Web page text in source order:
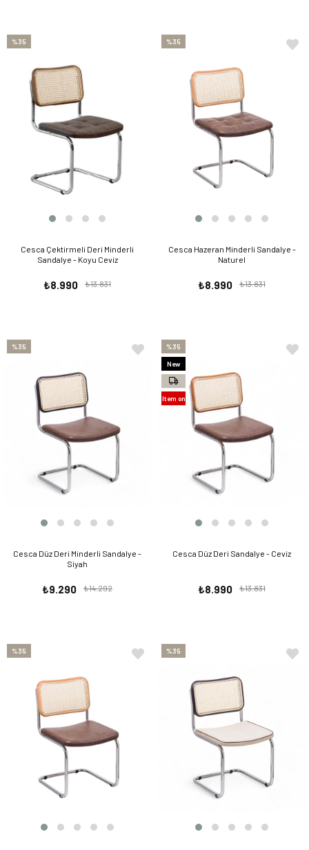
Cesca Çektirmeli Deri Minderli
Sandalye - Koyu Ceviz
₺8.990 ₺13.831
%35
Cesca Hazeran Minderli Sandalye -
Naturel
₺8.990 ₺13.831
%35
Cesca Düz Deri Minderli Sandalye -
Siyah
₺9.290 ₺14.292
%35
Cesca Düz Deri Sandalye - Ceviz
₺8.990 ₺13.831
%35
New
Item
Item on
%35 %35